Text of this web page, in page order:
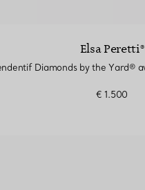
Elsa Peretti®
€ 1.500